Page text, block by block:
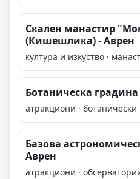
Скален манастир
(Кишешлика) - Аврен
култура и изкуство ·
Ботаническа
атракциони ·
Базова
Аврен
атракциони ·